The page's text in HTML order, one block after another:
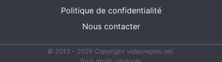
Politique de confidentialité
Nous contacter
© 2013 - 2026 Copyright videoregles.net.